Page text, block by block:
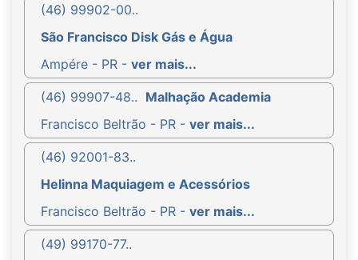
(46) 99902-00..
São Francisco Disk Gás e Água
Ampére - PR - ver mais...
(46) 99907-48.. Malhação Academia
Francisco Beltrão - PR - ver mais...
(46) 92001-83..
Helinna Maquiagem e Acessórios
Francisco Beltrão - PR - ver mais...
(49) 99170-77..